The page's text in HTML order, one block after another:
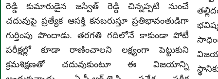
రెడ్డి కుమారుడైన జస్విత్ రెడ్డి చిన్నప్పటి నుంచే
చదువుపై ప్రత్యేక ఆసక్తి కనబరుస్తూ ప్రతిభావంతుడిగా
గుర్తింపు పొందాడు. తరగతి గదిలోనే కాకుండా పోటీ
పరీక్షల్లో కూడా రాణించాలని లక్ష్యంగా పెట్టుకుని
క్రమశిక్షణతో చదువుకుంటూ ఈ విజయాన్ని